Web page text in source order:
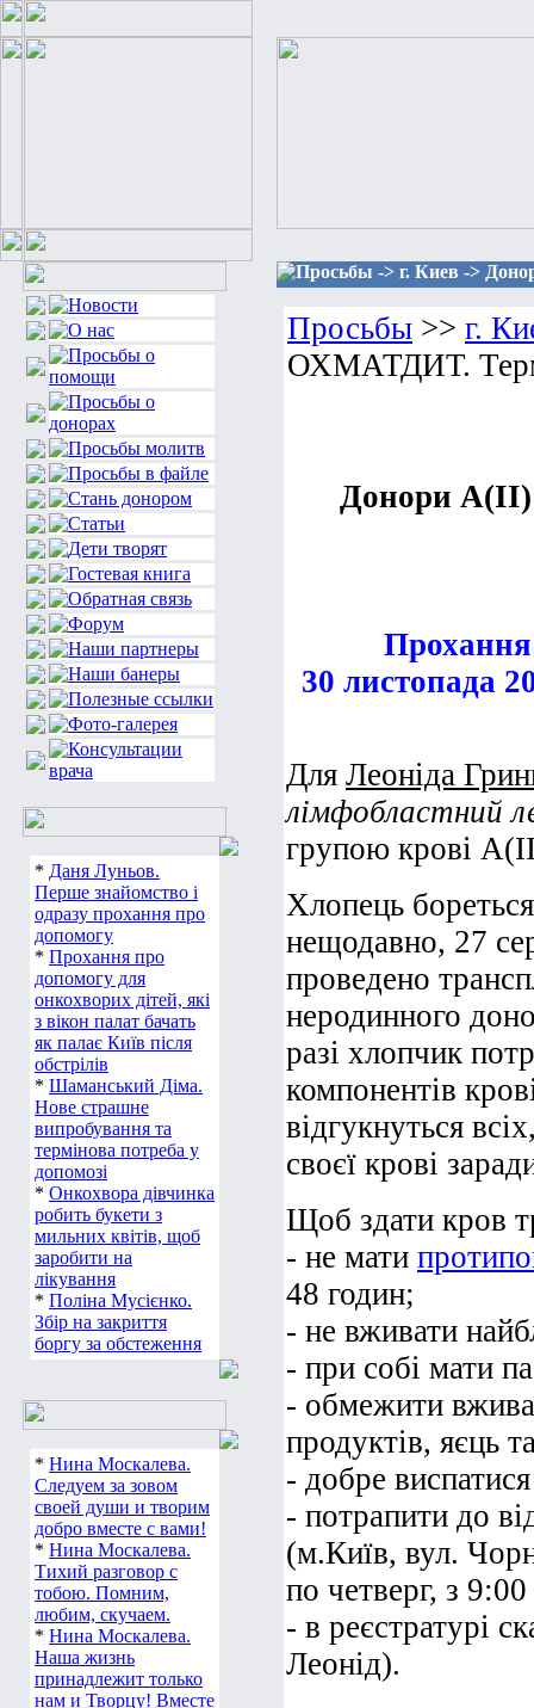
* Даня Луньов.
Перше знайомство і
одразу прохання про
допомогу
* Прохання про
допомогу для
онкохворих дітей, які
з вікон палат бачать
як палає Київ після
обстрілів
* Шаманський Діма.
Нове страшне
випробування та
термінова потреба у
допомозі
* Онкохвора дівчинка
робить букети з
мильних квітів, щоб
заробити на
лікування
* Поліна Мусієнко.
Збір на закриття
боргу за обстеження
* Нина Москалева.
Следуем за зовом
своей души и творим
добро вместе с вами!
* Нина Москалева.
Тихий разговор с
тобою. Помним,
любим, скучаем.
* Нина Москалева.
Наша жизнь
принадлежит только
нам и Творцу! Вместе
Просьбы -> г. Киев ->
Просьбы >> г.
ОХМАТДИТ.
Донори
Прохання
30 листопада
Для Леоніда
лімфобластний
групою крові
Хлопець
нещодавно, 27
проведено
неродинного
разі хлопчик
компонентів
відгукнуться
своєї крові
Щоб здати кров
- не мати
48 годин;
- не вживати
- при собі мати
- обмежити
продуктів, яєць
- добре
- потрапити до
(м.Київ, вул.
по четверг, з
- в реєстратурі
Леонід).